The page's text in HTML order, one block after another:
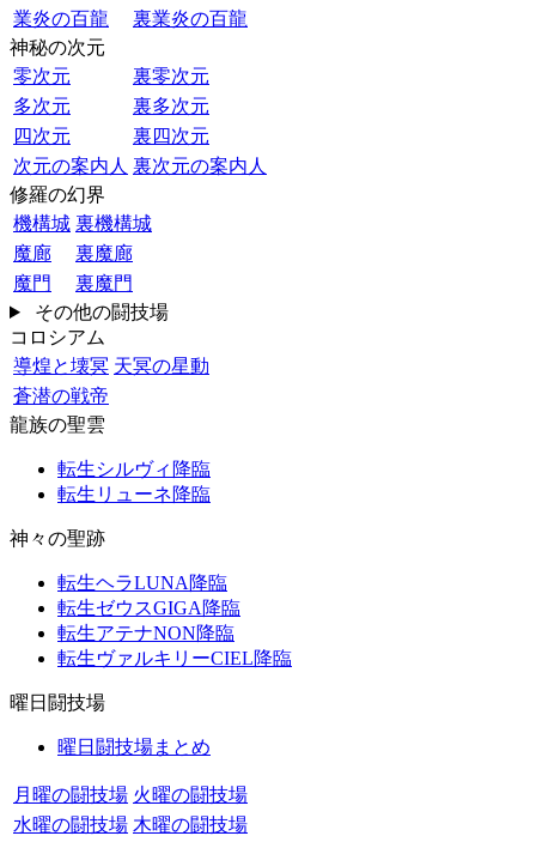
業炎の百龍
裏業炎の百龍
神秘の次元
零次元
裏零次元
多次元
裏多次元
四次元
裏四次元
次元の案内人 裏次元の案内人
修羅の幻界
機構城 裏機構城
魔廊
裏魔廊
魔門
裏魔門
その他の闘技場
コロシアム
導煌と壊冥 天冥の星動
蒼潜の戦帝
龍族の聖雲
転生シルヴィ降臨
転生リューネ降臨
神々の聖跡
転生ヘラLUNA降臨
転生ゼウスGIGA降臨
転生アテナNON降臨
転生ヴァルキリーCIEL降臨
曜日闘技場
曜日闘技場まとめ
月曜の闘技場 火曜の闘技場
水曜の闘技場 木曜の闘技場